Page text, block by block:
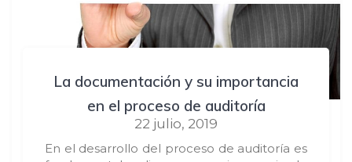
La documentación y su importancia
en el proceso de auditoría
22 julio, 2019
En el desarrollo del proceso de auditoría es